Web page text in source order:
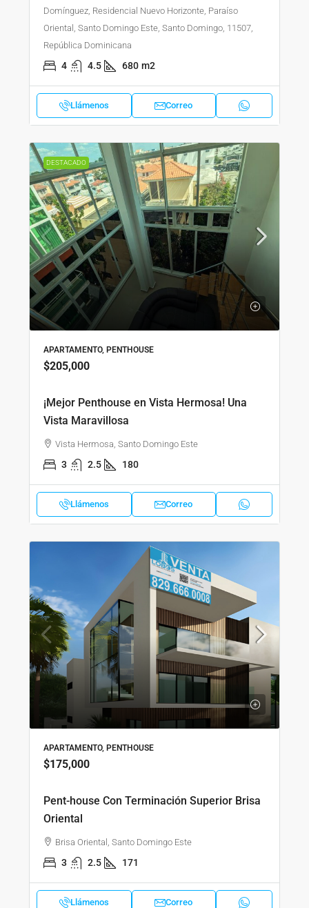
Domínguez, Residencial Nuevo Horizonte, Paraíso
Oriental, Santo Domingo Este, Santo Domingo, 11507,
República Dominicana
4 4.5 680 m2
Llámenos Correo
DESTACADO
APARTAMENTO, PENTHOUSE
$205,000
¡Mejor Penthouse en Vista Hermosa! Una
Vista Maravillosa
Vista Hermosa, Santo Domingo Este
3 2.5 180
Llámenos Correo
APARTAMENTO, PENTHOUSE
$175,000
Pent-house Con Terminación Superior Brisa
Oriental
Brisa Oriental, Santo Domingo Este
3 2.5 171
Llámenos Correo